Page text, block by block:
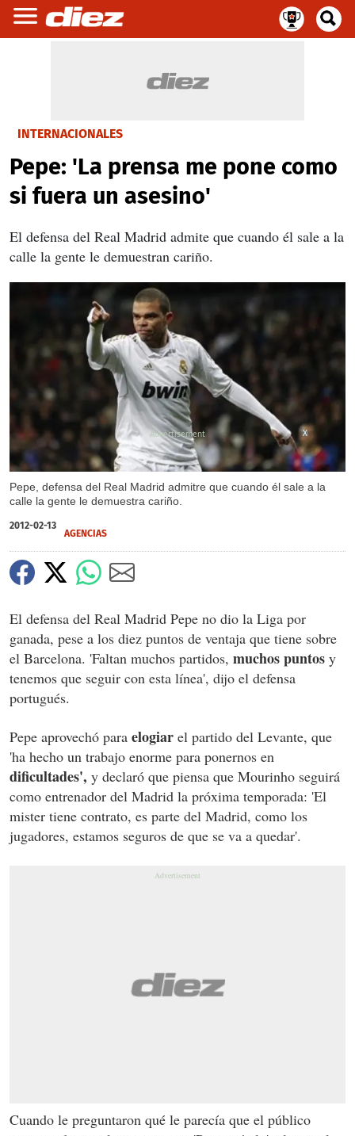
INTERNACIONALES
Pepe: 'La prensa me pone como
si fuera un asesino'
El defensa del Real Madrid admite que cuando él sale a la
calle la gente le demuestran cariño.
Pepe, defensa del Real Madrid admitre que cuando él sale a la
calle la gente le demuestra cariño.
X
2012-02-13
AGENCIAS
El defensa del Real Madrid Pepe no dio la Liga por
ganada, pese a los diez puntos de ventaja que tiene sobre
el Barcelona. 'Faltan muchos partidos, muchos puntos y
tenemos que seguir con esta línea', dijo el defensa
portugués.
Pepe aprovechó para elogiar el partido del Levante, que
'ha hecho un trabajo enorme para ponernos en
dificultades', y declaró que piensa que Mourinho seguirá
como entrenador del Madrid la próxima temporada: 'El
mister tiene contrato, es parte del Madrid, como los
jugadores, estamos seguros de que se va a quedar'.
Cuando le preguntaron qué le parecía que el público